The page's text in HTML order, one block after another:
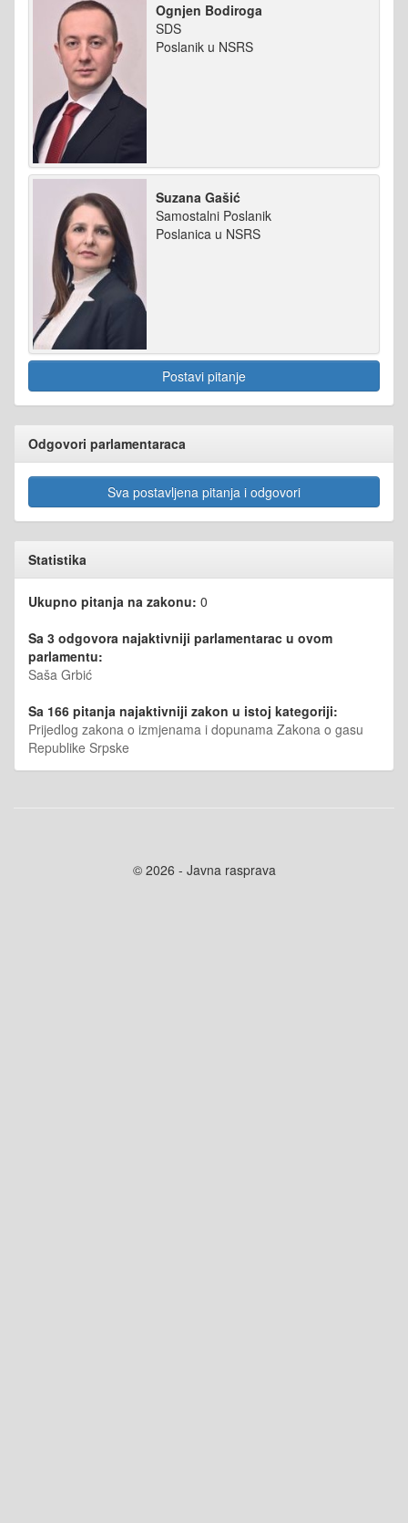
Ognjen Bodiroga
SDS
Poslanik u NSRS
Suzana Gašić
Samostalni Poslanik
Poslanica u NSRS
Postavi pitanje
Odgovori parlamentaraca
Sva postavljena pitanja i odgovori
Statistika
Ukupno pitanja na zakonu: 0
Sa 3 odgovora najaktivniji parlamentarac u ovom
parlamentu:
Saša Grbić
Sa 166 pitanja najaktivniji zakon u istoj kategoriji:
Prijedlog zakona o izmjenama i dopunama Zakona o gasu
Republike Srpske
© 2026 - Javna rasprava